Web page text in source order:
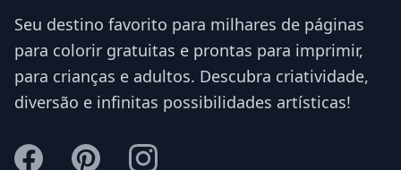
Seu destino favorito para milhares de páginas
para colorir gratuitas e prontas para imprimir,
para crianças e adultos. Descubra criatividade,
diversão e infinitas possibilidades artísticas!